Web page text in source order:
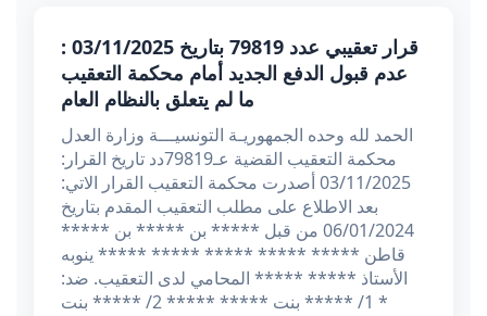
قرار تعقيبي عدد 79819 بتاريخ 03/11/2025 :
عدم قبول الدفع الجديد أمام محكمة التعقيب
ما لم يتعلق بالنظام العام
الحمد لله وحده الجمهوريـة التونسيـــة وزارة العدل
محكمة التعقيب القضية عـ79819دد تاريخ القرار:
03/11/2025 أصدرت محكمة التعقيب القرار الاتي:
بعد الاطلاع على مطلب التعقيب المقدم بتاريخ
06/01/2024 من قبل ***** بن ***** بن *****
قاطن ***** ***** ***** ***** ***** ينوبه
الأستاذ ***** ***** المحامي لدى التعقيب. ضد:
1/ ***** بنت ***** ***** 2/ ***** بنت *